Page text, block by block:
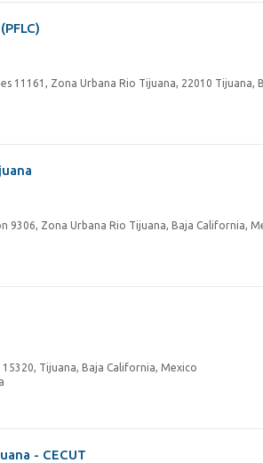
11161, Zona Urbana Rio Tijuana, 22010 Tijuana,
9306, Zona Urbana Rio Tijuana, Baja California,
Tijuana, Baja California, Mexico
- CECUT